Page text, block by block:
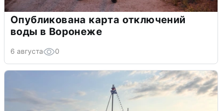
Опубликована карта отключений
воды в Воронеже
6 августа 0